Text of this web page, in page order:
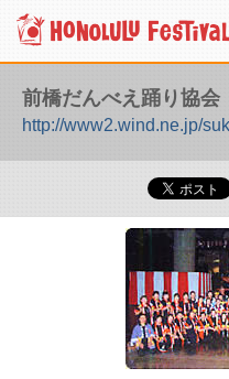
前橋だんべえ踊り協会
http://www2.wind.ne.jp/